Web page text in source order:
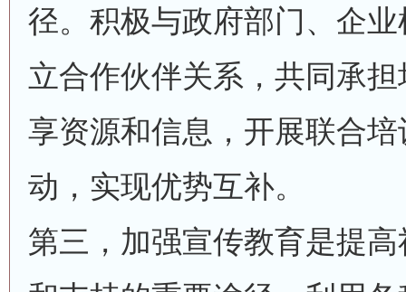
径。积极与政府部门、企
立合作伙伴关系，共同承
享资源和信息，开展联合
动，实现优势互补。
第三，加强宣传教育是提